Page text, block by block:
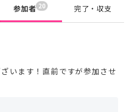
参加者 20 完了・収支
います！直前ですが参加させ